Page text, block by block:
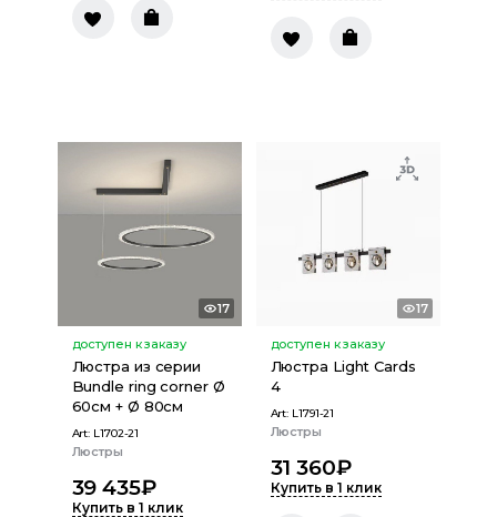
17
доступен к заказу
Люстра из серии
Bundle ring corner Ø
60см + Ø 80см
Art: L1702-21
Люстры
39 435₽
Купить в 1 клик
17
доступен к заказу
Люстра Light Cards
4
Art: L1791-21
Люстры
31 360₽
Купить в 1 клик